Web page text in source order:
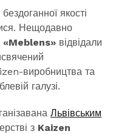
якості
Нещодавно
«Meblens» відвідали
виробництва та
галузі.
Львівським
з Kaizen